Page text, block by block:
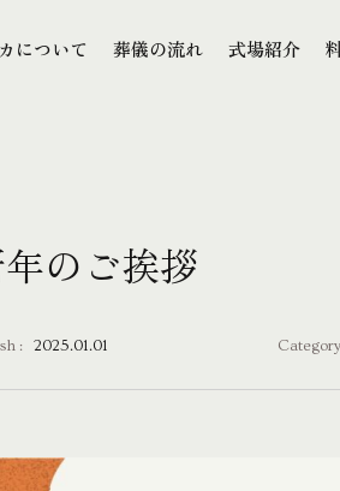
について
葬儀の流れ
式場紹介
のご挨拶
: 2025.01.01